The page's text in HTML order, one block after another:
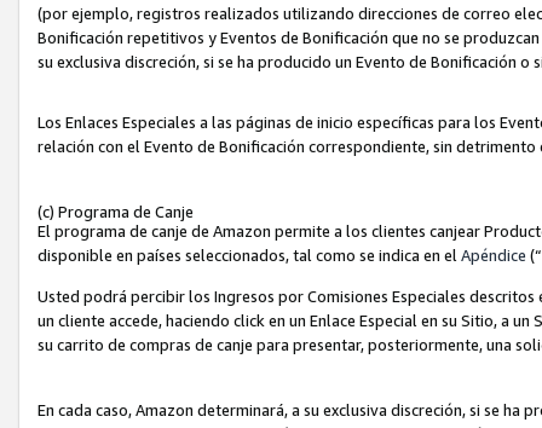
(por ejemplo, registros realizados utilizando direcciones de correo
Bonificación repetitivos y Eventos de Bonificación que no se
su exclusiva discreción, si se ha producido un Evento de Bonificación
Los Enlaces Especiales a las páginas de inicio específicas para los
relación con el Evento de Bonificación correspondiente, sin
(c) Programa de Canje
El programa de canje de Amazon permite a los clientes canjear
disponible en países seleccionados, tal como se indica en el Apéndice
Usted podrá percibir los Ingresos por Comisiones Especiales
un cliente accede, haciendo click en un Enlace Especial en su Sitio, a
su carrito de compras de canje para presentar, posteriormente, una
En cada caso, Amazon determinará, a su exclusiva discreción, si se